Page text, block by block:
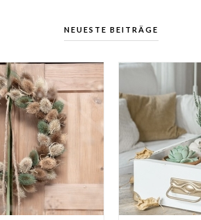
NEUESTE BEITRÄGE